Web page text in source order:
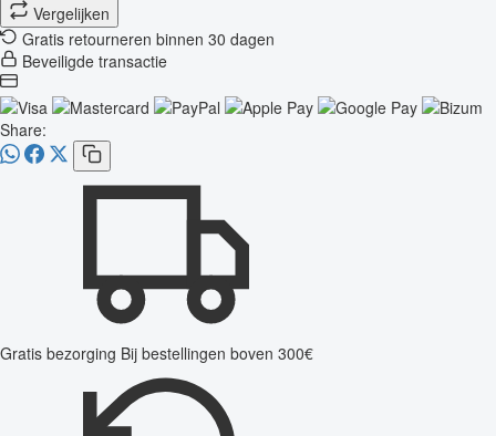
Vergelijken
Gratis retourneren binnen 30 dagen
Beveiligde transactie
Share:
Gratis bezorging Bij bestellingen boven 300€